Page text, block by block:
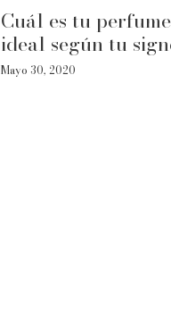
Cuál es tu perfume
ideal según tu
Mayo 30, 2020